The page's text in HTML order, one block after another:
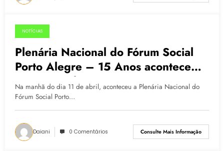
04.05.2015
NOTÍCIAS
Plenária Nacional do Fórum Social
Porto Alegre – 15 Anos acontece
em Porto Alegre
Na manhã do dia 11 de abril, aconteceu a Plenária Nacional do
Fórum Social Porto…
Daiani 0 Comentários Consulte Mais Informação